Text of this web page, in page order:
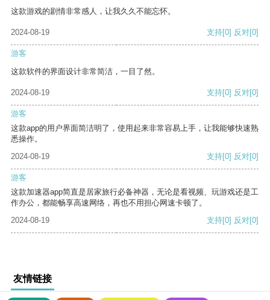
这款游戏的剧情非常感人，让我久久不能忘怀。
2024-08-19 支持[0] 反对[0]
游客
这款软件的界面设计非常简洁，一目了然。
2024-08-19 支持[0] 反对[0]
游客
这款app的用户界面简洁明了，使用起来非常容易上手，让我能够快速熟
悉操作。
2024-08-19
支持[0] 反对[0]
游客
这款加速器app简直是居家旅行必备神器，无论是看视频、玩游戏还是工
作办公，都能畅享高速网络，再也不用担心网速卡顿了。
2024-08-19
支持[0] 反对[0]
友情链接